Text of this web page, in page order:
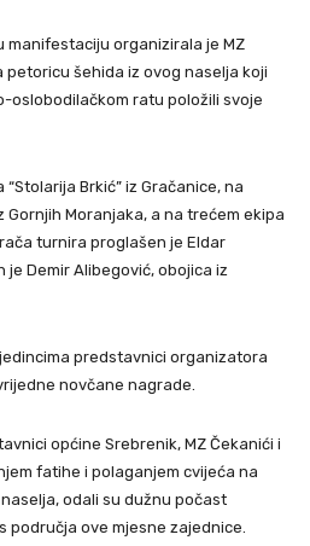
organizirala je MZ
petoricu šehida iz ovog naselja koji
oslobodilačkom ratu položili svoje
Brkić” iz Gračanice, na
Gornjih Moranjaka, a na trećem ekipa
turnira proglašen je Eldar
je Demir Alibegović, obojica iz
predstavnici organizatora
novčane nagrade.
općine Srebrenik, MZ Čekanići i
fatihe i polaganjem cvijeća na
odali su dužnu počast
ove mjesne zajednice.